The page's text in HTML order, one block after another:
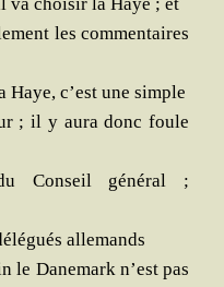
les com­men­taires
c’est une simple
; il y aura donc foule
Conseil géné­ral ;
allemands
le Dane­mark n’est pas